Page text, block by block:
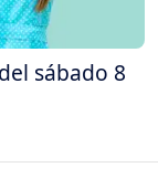
sábado 8